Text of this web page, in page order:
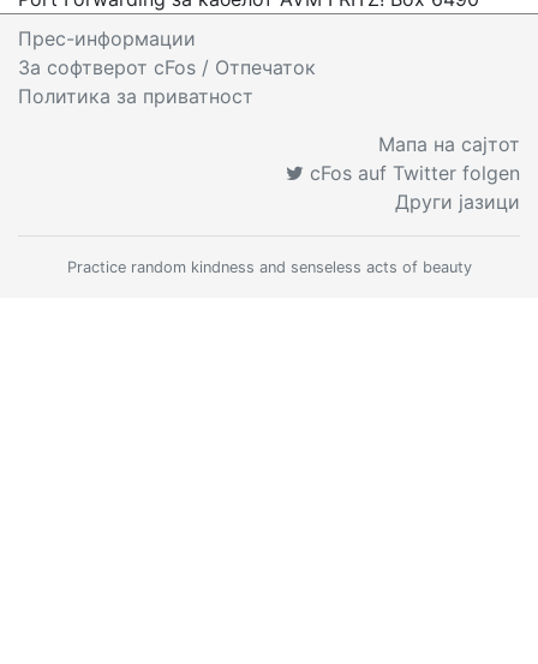
Прес-информации
За софтверот cFos / Отпечаток
Политика за приватност
Мапа на сајтот
cFos auf Twitter folgen
Други јазици
Practice random kindness and senseless acts of beauty